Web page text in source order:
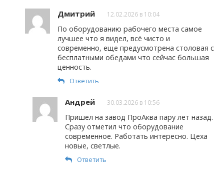
Дмитрий 12.02.2026 в 10:04
По оборудованию рабочего места самое
лучшее что я видел, всё чисто и
современно, еще предусмотрена столовая с
бесплатными обедами что сейчас большая
ценность.
Ответить
Андрей 30.03.2026 в 10:56
Пришел на завод ПроАква пару лет назад.
Сразу отметил что оборудование
современное. Работать интересно. Цеха
новые, светлые.
Ответить